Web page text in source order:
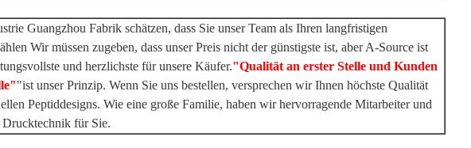
Guangzhou Fabrik schätzen, dass Sie unser Team als Ihren langfristigen
Wir müssen zugeben, dass unser Preis nicht der günstigste ist, aber A-Source ist
und herzlichste für unsere Käufer."Qualität an erster Stelle und Kunden
"ist unser Prinzip. Wenn Sie uns bestellen, versprechen wir Ihnen höchste Qualität
Peptiddesigns. Wie eine große Familie, haben wir hervorragende Mitarbeiter und
Drucktechnik für Sie.